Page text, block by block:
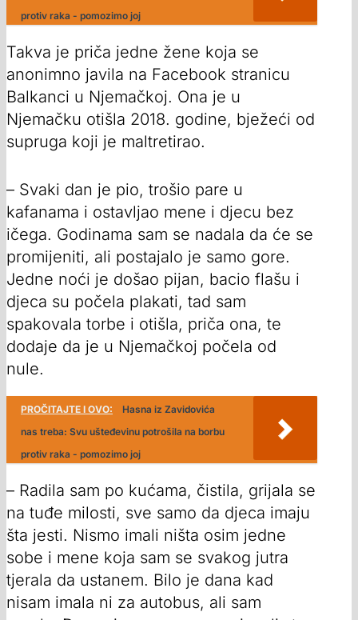
protiv raka - pomozimo joj
Takva je priča jedne žene koja se
anonimno javila na Facebook stranicu
Balkanci u Njemačkoj. Ona je u
Njemačku otišla 2018. godine, bježeći od
supruga koji je maltretirao.
– Svaki dan je pio, trošio pare u
kafanama i ostavljao mene i djecu bez
ičega. Godinama sam se nadala da će se
promijeniti, ali postajalo je samo gore.
Jedne noći je došao pijan, bacio flašu i
djeca su počela plakati, tad sam
spakovala torbe i otišla, priča ona, te
dodaje da je u Njemačkoj počela od
nule.
PROČITAJTE I OVO:
Hasna iz Zavidovića
nas treba: Svu ušteđevinu potrošila na borbu
protiv raka - pomozimo joj
– Radila sam po kućama, čistila, grijala se
na tuđe milosti, sve samo da djeca imaju
šta jesti. Nismo imali ništa osim jedne
sobe i mene koja sam se svakog jutra
tjerala da ustanem. Bilo je dana kad
nisam imala ni za autobus, ali sam